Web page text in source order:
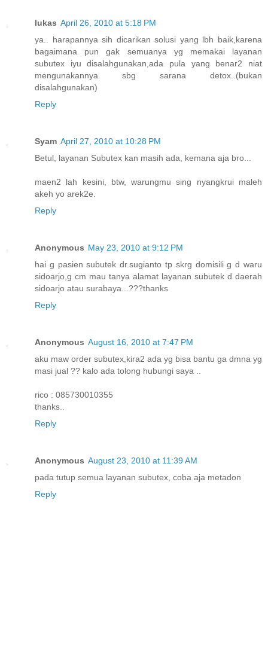
lukas April 26, 2010 at 5:18 PM
ya.. harapannya sih dicarikan solusi yang lbh baik,karena
bagaimana pun gak semuanya yg memakai layanan
subutex iyu disalahgunakan,ada pula yang benar2 niat
mengunakannya sbg sarana detox..(bukan
disalahgunakan)
Reply
Syam April 27, 2010 at 10:28 PM
Betul, layanan Subutex kan masih ada, kemana aja bro...
maen2 lah kesini, btw, warungmu sing nyangkrui maleh
akeh yo arek2e.
Reply
Anonymous May 23, 2010 at 9:12 PM
hai g pasien subutek dr.sugianto tp skrg domisili g d waru
sidoarjo,g cm mau tanya alamat layanan subutek d daerah
sidoarjo atau surabaya...???thanks
Reply
Anonymous August 16, 2010 at 7:47 PM
aku maw order subutex,kira2 ada yg bisa bantu ga dmna yg
masi jual ?? kalo ada tolong hubungi saya ..
rico : 085730010355
thanks..
Reply
Anonymous August 23, 2010 at 11:39 AM
pada tutup semua layanan subutex, coba aja metadon
Reply